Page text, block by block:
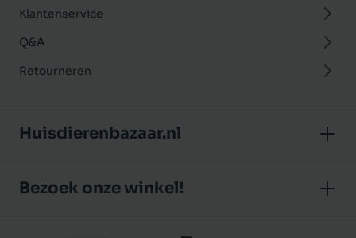
Klantenservice
Q&A
Retourneren
Huisdierenbazaar.nl
Bezoek onze winkel!